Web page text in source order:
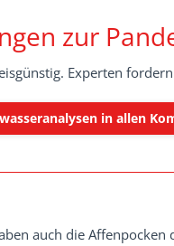
zur
Experten
in allen
auch die Affenpocken